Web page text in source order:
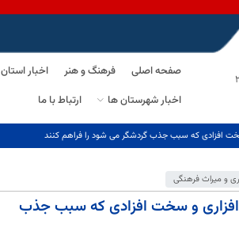
صفحه اصلی فرهنگ و هنر اخبار استان
اخبار شهرستان ها
ارتباط با ما
سخت افزادی که سبب جذب گردشگر می شود را فراهم کنند
و میراث فرهنگی
افزاری و سخت افزادی که سبب جذب